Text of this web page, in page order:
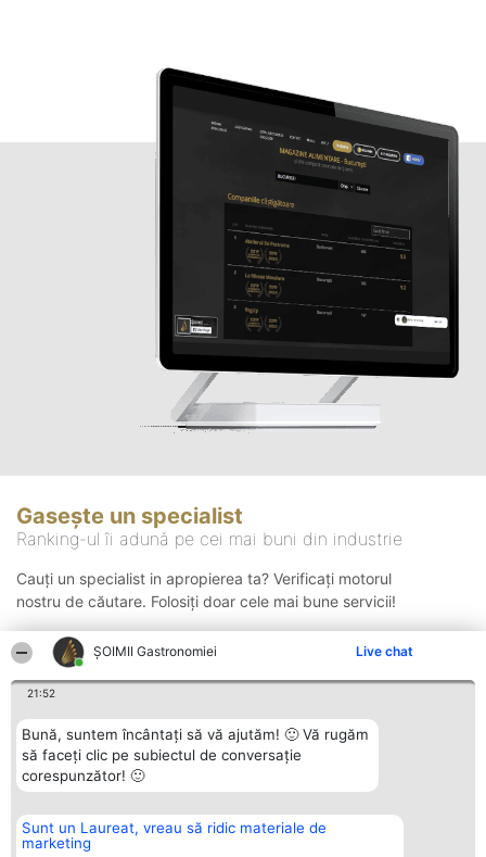
ȘOIMII Gastronomiei Live chat
21:52
Bună, suntem încântați să vă ajutăm! 🙂 Vă rugăm
să faceți clic pe subiectul de conversație
corespunzător! 🙂
Sunt un Laureat, vreau să ridic materiale de
marketing
Gasește un specialist
Ranking-ul îi adună pe cei mai buni din industrie
Cauți un specialist in apropierea ta? Verificați motorul
nostru de căutare. Folosiți doar cele mai bune servicii!
Organizator Ranking
BRIGHT SOLUTIONS BR SRL
Plebiscyt Contact